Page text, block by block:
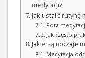
medytacji?
Jak ustalić rutynę
Pora
Jak często
Jakie są rodzaje
Medytacja